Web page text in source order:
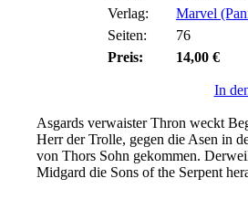
Verlag:
Marvel
Seiten:
76
Preis:
14,00 €
In
Asgards verwaister Thron weckt
Herr der Trolle, gegen die Asen in
von Thors Sohn gekommen.
Midgard die Sons of the Serpent